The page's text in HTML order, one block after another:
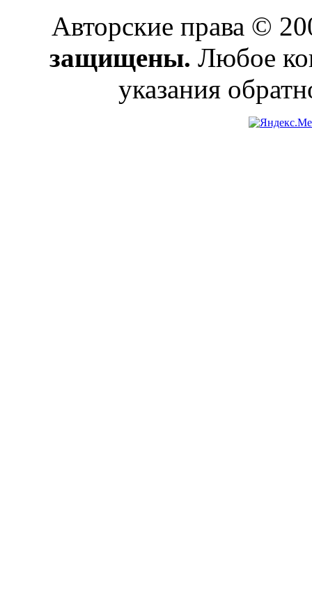
Авторские права ©
защищены. Любое
указания